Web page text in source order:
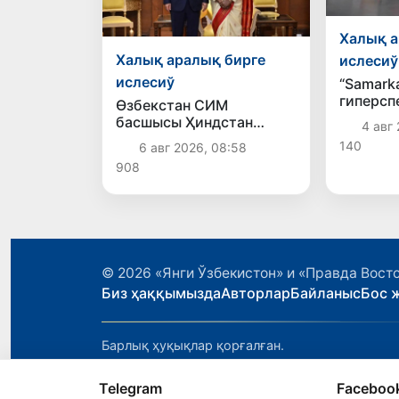
Халық аралық бирге
ислесиў
Өзбекстан СИМ
басшысы Ҳиндстан
басшылары менен
сөйлесиўлер өткерди
Өзбекстан-Ҳиндстан
6 авг 2026, 08:58
908
Халық
ислесиў
4 авг
140
© 2026 «Янги Ўзбекистон» и «Правда
Биз ҳаққымыздаАвторларБайланысБос
Барлық ҳуқықлар қорғалған.
Telegram